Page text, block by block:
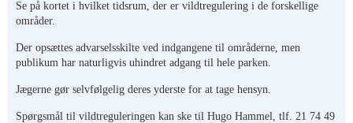
Se på kortet i hvilket tidsrum, der er vildtregulering i de forskellige
områder.
Der opsættes advarselsskilte ved indgangene til områderne, men
publikum har naturligvis uhindret adgang til hele parken.
Jægerne gør selvfølgelig deres yderste for at tage hensyn.
Spørgsmål til vildtreguleringen kan ske til Hugo Hammel, tlf. 21 74 49